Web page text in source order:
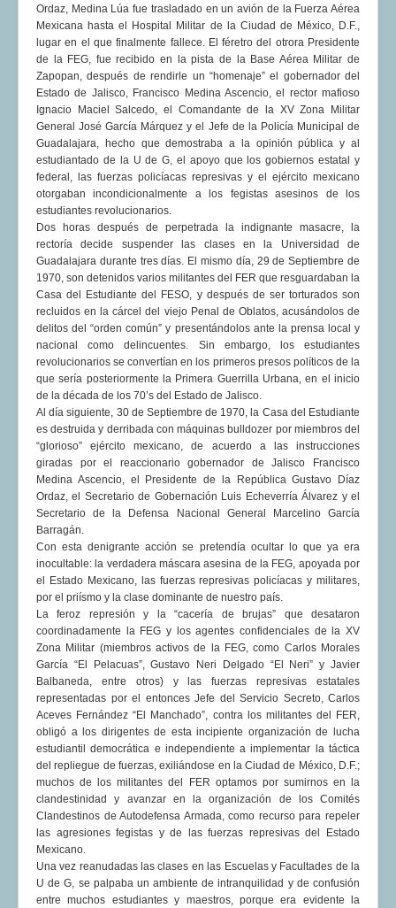
Ordaz, Medina Lúa fue trasladado en un avión de la Fuerza Aérea
Mexicana hasta el Hospital Militar de la Ciudad de México, D.F.,
lugar en el que finalmente fallece. El féretro del otrora Presidente
de la FEG, fue recibido en la pista de la Base Aérea Militar de
Zapopan, después de rendirle un “homenaje” el gobernador del
Estado de Jalisco, Francisco Medina Ascencio, el rector mafioso
Ignacio Maciel Salcedo, el Comandante de la XV Zona Militar
General José García Márquez y el Jefe de la Policía Municipal de
Guadalajara, hecho que demostraba a la opinión pública y al
estudiantado de la U de G, el apoyo que los gobiernos estatal y
federal, las fuerzas policíacas represivas y el ejército mexicano
otorgaban incondicionalmente a los fegistas asesinos de los
estudiantes revolucionarios.
Dos horas después de perpetrada la indignante masacre, la
rectoría decide suspender las clases en la Universidad de
Guadalajara durante tres días. El mismo día, 29 de Septiembre de
1970, son detenidos varios militantes del FER que resguardaban la
Casa del Estudiante del FESO, y después de ser torturados son
recluidos en la cárcel del viejo Penal de Oblatos, acusándolos de
delitos del “orden común” y presentándolos ante la prensa local y
nacional como delincuentes. Sin embargo, los estudiantes
revolucionarios se convertían en los primeros presos políticos de la
que sería posteriormente la Primera Guerrilla Urbana, en el inicio
de la década de los 70’s del Estado de Jalisco.
Al día siguiente, 30 de Septiembre de 1970, la Casa del Estudiante
es destruida y derribada con máquinas bulldozer por miembros del
“glorioso” ejército mexicano, de acuerdo a las instrucciones
giradas por el reaccionario gobernador de Jalisco Francisco
Medina Ascencio, el Presidente de la República Gustavo Díaz
Ordaz, el Secretario de Gobernación Luis Echeverría Álvarez y el
Secretario de la Defensa Nacional General Marcelino García
Barragán.
Con esta denigrante acción se pretendía ocultar lo que ya era
inocultable: la verdadera máscara asesina de la FEG, apoyada por
el Estado Mexicano, las fuerzas represivas policíacas y militares,
por el priísmo y la clase dominante de nuestro país.
La feroz represión y la “cacería de brujas” que desataron
coordinadamente la FEG y los agentes confidenciales de la XV
Zona Militar (miembros activos de la FEG, como Carlos Morales
García “El Pelacuas”, Gustavo Neri Delgado “El Neri” y Javier
Balbaneda, entre otros) y las fuerzas represivas estatales
representadas por el entonces Jefe del Servicio Secreto, Carlos
Aceves Fernández “El Manchado”, contra los militantes del FER,
obligó a los dirigentes de esta incipiente organización de lucha
estudiantil democrática e independiente a implementar la táctica
del repliegue de fuerzas, exiliándose en la Ciudad de México, D.F.;
muchos de los militantes del FER optamos por sumirnos en la
clandestinidad y avanzar en la organización de los Comités
Clandestinos de Autodefensa Armada, como recurso para repeler
las agresiones fegistas y de las fuerzas represivas del Estado
Mexicano.
Una vez reanudadas las clases en las Escuelas y Facultades de la
U de G, se palpaba un ambiente de intranquilidad y de confusión
entre muchos estudiantes y maestros, porque era evidente la